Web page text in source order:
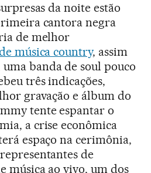
da noite estão
cantora negra
de melhor
música country, assim
banda de soul pouco
três indicações,
gravação e álbum do
tente espantar o
a crise econômica
espaço na cerimônia,
de
música ao vivo, um dos